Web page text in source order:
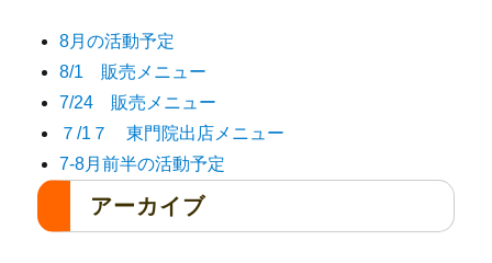
8月の活動予定
8/1 販売メニュー
7/24 販売メニュー
７/1７ 東門院出店メニュー
7-8月前半の活動予定
アーカイブ